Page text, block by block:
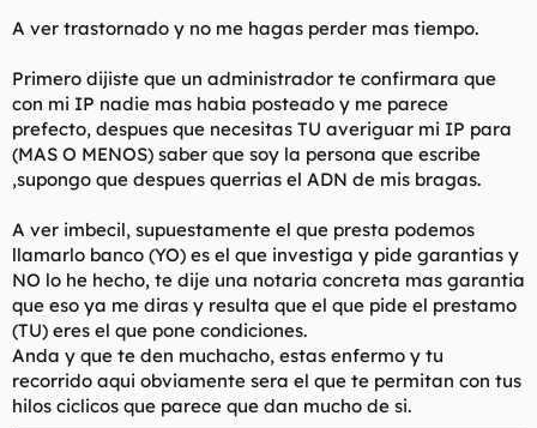
entonces me hubiera fiado de ti para poder hablar de lo que
sea o quedar en persona.
Pero aparentemente seguir unas instrucciones es muy
complicado.
Borra mi correo de tu puto post, btw.
Edito: ahora da igual porque la retrasada ha copiado mi mp en
de correo no es confiable.
A ver trastornado y no me hagas perder mas tiempo.
Primero dijiste que un administrador te confirmara que
con mi IP nadie mas habia posteado y me parece
prefecto, despues que necesitas TU averiguar mi IP para
(MAS O MENOS) saber que soy la persona que escribe
,supongo que despues querrias el ADN de mis bragas.
A ver imbecil, supuestamente el que presta podemos
llamarlo banco (YO) es el que investiga y pide garantias y
NO lo he hecho, te dije una notaria concreta mas garantia
que eso ya me diras y resulta que el que pide el prestamo
(TU) eres el que pone condiciones.
Anda y que te den muchacho, estas enfermo y tu
recorrido aqui obviamente sera el que te permitan con tus
hilos ciclicos que parece que dan mucho de si.